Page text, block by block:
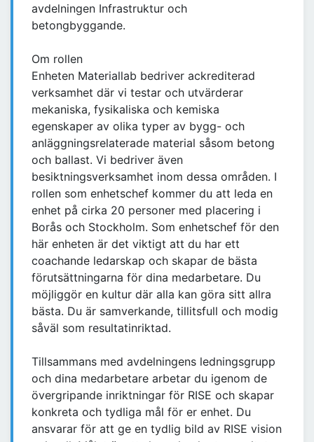
avdelningen Infrastruktur och
betongbyggande.
Om rollen
Enheten Materiallab bedriver ackrediterad
verksamhet där vi testar och utvärderar
mekaniska, fysikaliska och kemiska
egenskaper av olika typer av bygg- och
anläggningsrelaterade material såsom betong
och ballast. Vi bedriver även
besiktningsverksamhet inom dessa områden. I
rollen som enhetschef kommer du att leda en
enhet på cirka 20 personer med placering i
Borås och Stockholm. Som enhetschef för den
här enheten är det viktigt att du har ett
coachande ledarskap och skapar de bästa
förutsättningarna för dina medarbetare. Du
möjliggör en kultur där alla kan göra sitt allra
bästa. Du är samverkande, tillitsfull och modig
såväl som resultatinriktad.
Tillsammans med avdelningens ledningsgrupp
och dina medarbetare arbetar du igenom de
övergripande inriktningar för RISE och skapar
konkreta och tydliga mål för er enhet. Du
ansvarar för att ge en tydlig bild av RISE vision